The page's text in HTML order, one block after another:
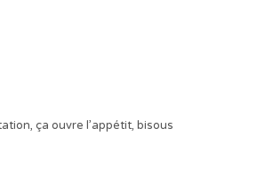
ça ouvre l’appétit, bisous